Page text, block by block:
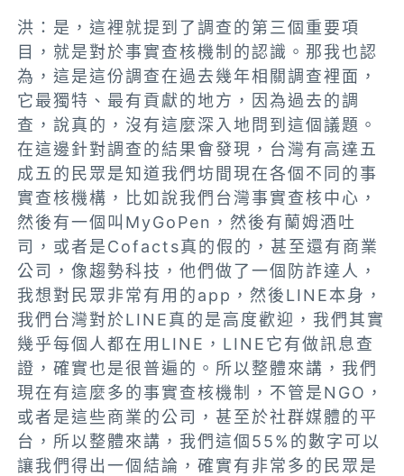
洪：是，這裡就提到了調查的第三個重要項
目，就是對於事實查核機制的認識。那我也認
為，這是這份調查在過去幾年相關調查裡面，
它最獨特、最有貢獻的地方 ，因為過去的調
查，說真的，沒有這麼深入地問到這個議題。
在這邊針對調查的結果會發現，台灣有高達五
成五的民眾是知道我們坊間現在各個不同的事
實查核機構，比如說我們台灣事實查核中心，
然後有一個叫MyGoPen，然後有蘭姆酒吐
司，或者是Cofacts真的假的，甚至還有商業
公司，像趨勢科技，他們做了一個防詐達人 ，
我想對民眾非常有用的app，然後LINE本身，
我們台灣對於LINE真的是高度歡迎，我們其實
幾乎每個人都在用LINE，LINE它有做訊息查
證，確實也是很普遍的。所以整體來講，我們
現在有這麼多的事實查核機制，不管是NGO，
或者是這些商業的公司，甚至於社群媒體的平
台，所以整體來講，我們這個55%的數字可以
讓我們得出一個結論，確實有非常多的民眾是